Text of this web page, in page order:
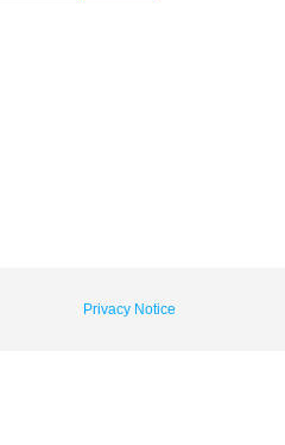
Privacy Notice